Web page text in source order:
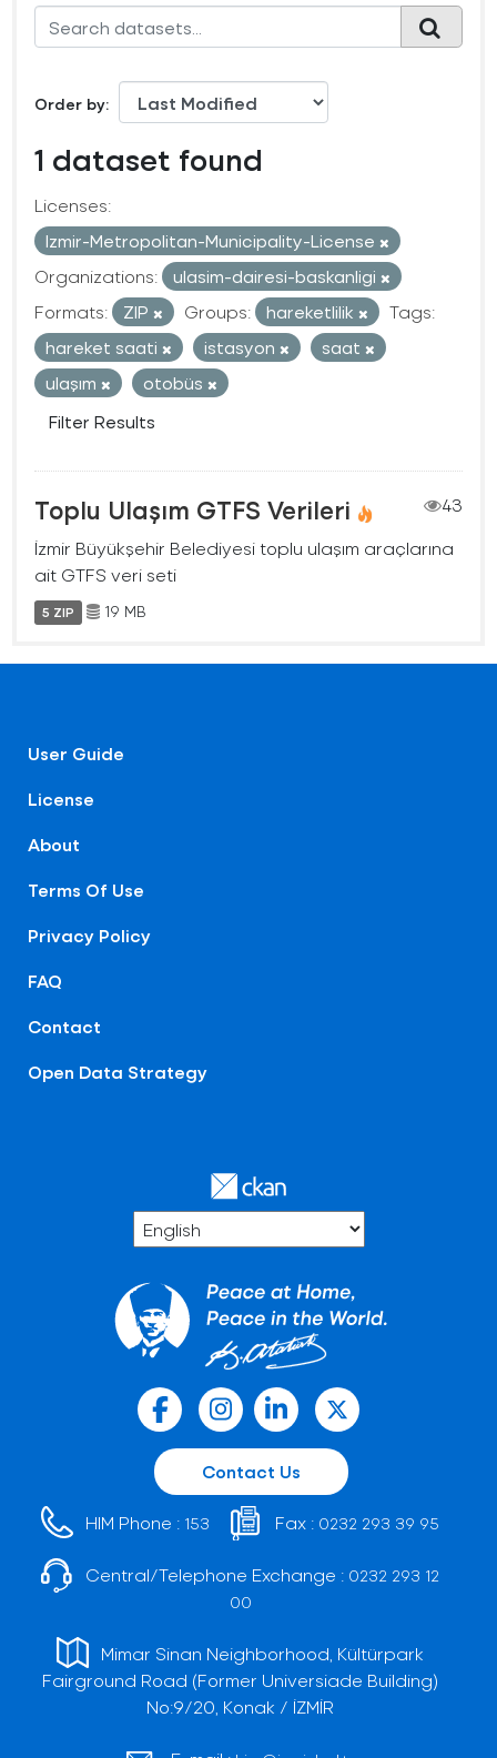
Order by
1 dataset found
Licenses:
Izmir-Metropolitan-Municipality-License
Organizations:
ulasim-dairesi-baskanligi
Formats:
ZIP Groups: hareketlilik
Tags:
hareket saati
istasyon
saat
ulaşım
otobüs
Filter Results
Toplu Ulaşım GTFS Verileri
43
İzmir Büyükşehir Belediyesi toplu ulaşım araçlarına
ait GTFS veri seti
5 ZIP 19 MB
User Guide
License
About
Terms Of Use
Privacy Policy
FAQ
Contact
Open Data Strategy
Contact Us
HIM Phone : 153 Fax : 0232 293 39 95
Central/Telephone Exchange : 0232 293 12
00
Mimar Sinan Neighborhood, Kültürpark
Fairground Road (Former Universiade Building)
No:9/20, Konak / İZMİR